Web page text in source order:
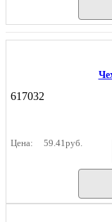
617032
Цена: 59.41руб.